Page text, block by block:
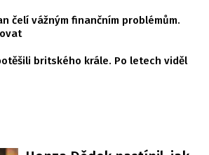
čelí vážným finančním problémům.
britského krále. Po letech viděl